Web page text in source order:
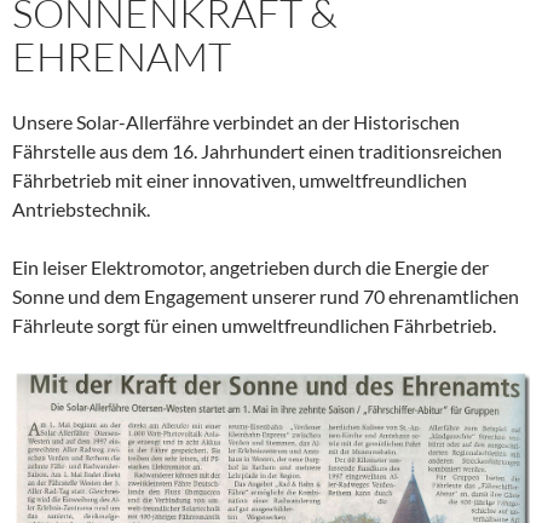
SONNENKRAFT &
EHRENAMT
Unsere Solar-Allerfähre verbindet an der Historischen
Fährstelle aus dem 16. Jahrhundert einen traditionsreichen
Fährbetrieb mit einer innovativen, umweltfreundlichen
Antriebstechnik.
Ein leiser Elektromotor, angetrieben durch die Energie der
Sonne und dem Engagement unserer rund 70 ehrenamtlichen
Fährleute sorgt für einen umweltfreundlichen Fährbetrieb.